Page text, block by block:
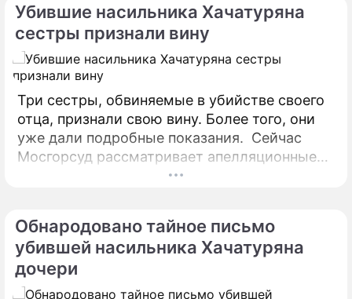
составить психологический портрет их отца.
Убившие насильника Хачатуряна
сестры признали вину
Три сестры, обвиняемые в убийстве своего
отца, признали свою вину. Более того, они
уже дали подробные показания. Сейчас
Мосгорсуд рассматривает апелляционные
жалобы на арест сестер.
Обнародовано тайное письмо
убившей насильника Хачатуряна
дочери